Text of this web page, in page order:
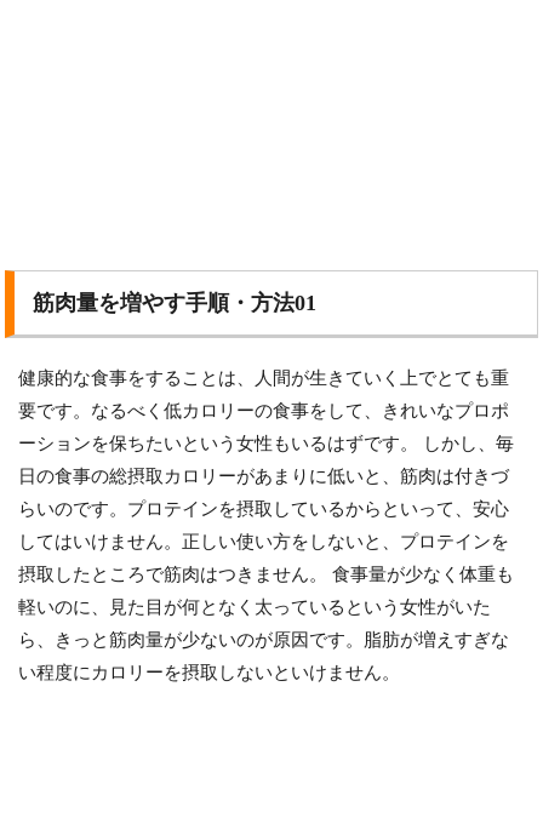
筋肉量を増やす手順・方法01
健康的な食事をすることは、人間が生きていく上でとても重
要です。なるべく低カロリーの食事をして、きれいなプロポ
ーションを保ちたいという女性もいるはずです。 しかし、毎
日の食事の総摂取カロリーがあまりに低いと、筋肉は付きづ
らいのです。プロテインを摂取しているからといって、安心
してはいけません。正しい使い方をしないと、プロテインを
摂取したところで筋肉はつきません。 食事量が少なく体重も
軽いのに、見た目が何となく太っているという女性がいた
ら、きっと筋肉量が少ないのが原因です。脂肪が増えすぎな
い程度にカロリーを摂取しないといけません。